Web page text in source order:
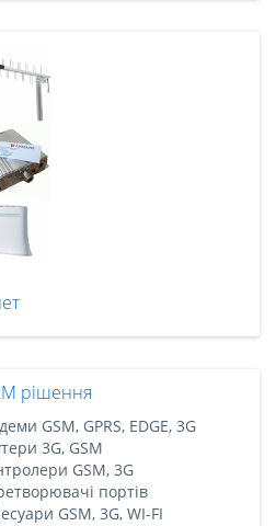
рішення
GSM, GPRS, EDGE, 3G
3G, GSM
GSM, 3G
портів
GSM, 3G, WI-FI